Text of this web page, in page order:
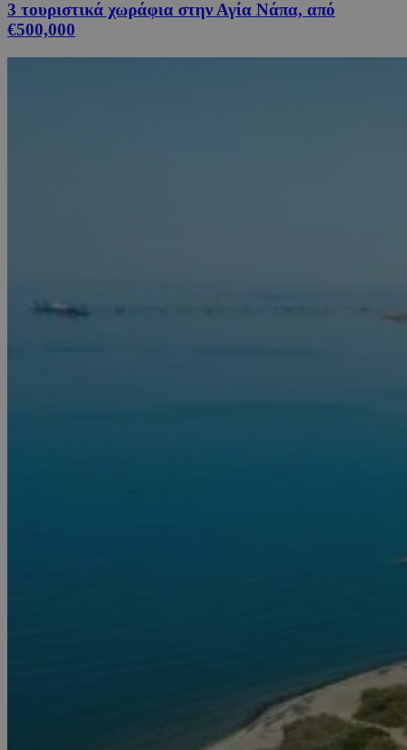
3 τουριστικά χωράφια στην Αγία Νάπα, από
€500,000